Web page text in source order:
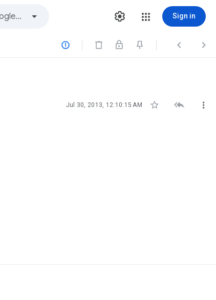
Sign in
  
Jul 30, 2013, 12:10:15 AM   